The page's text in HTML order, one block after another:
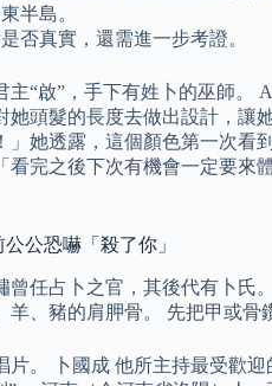
半島。
否真實，還需進一步考證。
主“啟”，手下有姓卜的巫師
頭髮的長度去做出設計，
她透露，這個顏色第一次
完之後下次有機會一定要
公恐嚇「殺了你」
任占卜之官，其後代有卜氏
羊、豬的肩胛骨。 先把甲或
。 卜國成 他所主持最受歡